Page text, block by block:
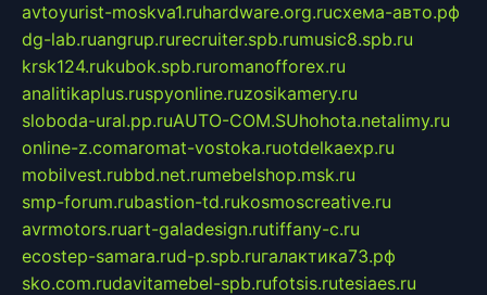
avtoyurist-moskva1.ruhardware.org.ruсхема-авто.рф
dg-lab.ruangrup.rurecruiter.spb.rumusic8.spb.ru
krsk124.rukubok.spb.ruromanofforex.ru
analitikaplus.ruspyonline.ruzosikamery.ru
sloboda-ural.pp.ruAUTO-COM.SUhohota.netalimy.ru
online-z.comaromat-vostoka.ruotdelkaexp.ru
mobilvest.rubbd.net.rumebelshop.msk.ru
smp-forum.rubastion-td.rukosmoscreative.ru
avrmotors.ruart-galadesign.rutiffany-c.ru
ecostep-samara.rud-p.spb.ruгалактика73.рф
sko.com.rudavitamebel-spb.rufotsis.rutesiaes.ru